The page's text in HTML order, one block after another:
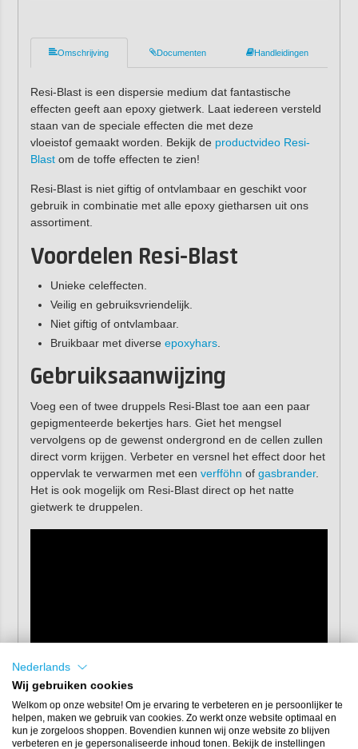
Omschrijving Documenten Handleidingen
Resi-Blast is een dispersie medium dat fantastische
effecten geeft aan epoxy gietwerk. Laat iedereen versteld
staan van de speciale effecten die met deze
vloeistof gemaakt worden. Bekijk de productvideo Resi-
Blastom de toffe effecten te zien!
Resi-Blast is niet giftig of ontvlambaar en geschikt voor
gebruik in combinatie met alle epoxy gietharsen uit ons
assortiment.
Voordelen Resi-Blast
Unieke celeffecten.
Veilig en gebruiksvriendelijk.
Niet giftig of ontvlambaar.
Bruikbaar met diverse epoxyhars.
Gebruiksaanwijzing
Voeg een of twee druppels Resi-Blast toe aan een paar
gepigmenteerde bekertjes hars. Giet het mengsel
vervolgens op de gewenst ondergrond en de cellen zullen
direct vorm krijgen. Verbeter en versnel het effect door het
oppervlak te verwarmen met een verfföhn of gasbrander.
Het is ook mogelijk om Resi-Blast direct op het natte
gietwerk te druppelen.
Eigenschappen
Verpakking:25 ml druppelflesjes
Nederlands
Wij gebruiken cookies
Welkom op onze website! Om je ervaring te verbeteren en je persoonlijker te
helpen, maken we gebruik van cookies. Zo werkt onze website optimaal en
kun je zorgeloos shoppen. Bovendien kunnen wij onze website zo blijven
verbeteren en je gepersonaliseerde inhoud tonen. Bekijk de instellingen